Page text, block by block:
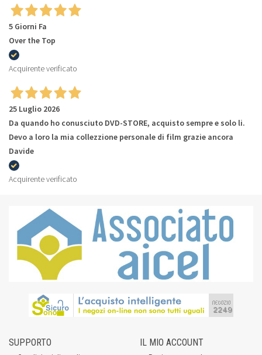
5 Giorni Fa
Over the Top
Acquirente verificato
25 Luglio 2026
Da quando ho conusciuto DVD-STORE, acquisto sempre e solo li.
Devo a loro la mia collezzione personale di film grazie ancora
Davide
Acquirente verificato
SUPPORTO IL MIO ACCOUNT